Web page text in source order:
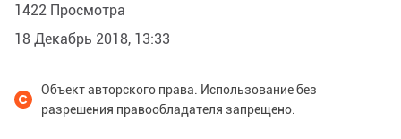
1422 Просмотра
18 Декабрь 2018, 13:33
Объект авторского права. Использование без
разрешения правообладателя запрещено.